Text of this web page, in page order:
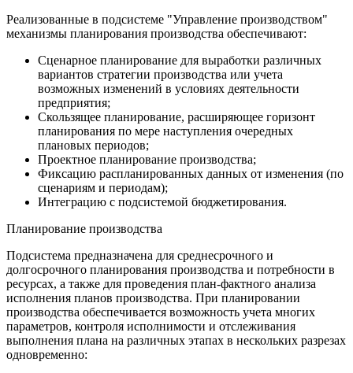
Реализованные в подсистеме "Управление производством"
механизмы планирования производства обеспечивают:
Сценарное планирование для выработки различных
вариантов стратегии производства или учета
возможных изменений в условиях деятельности
предприятия;
Скользящее планирование, расширяющее горизонт
планирования по мере наступления очередных
плановых периодов;
Проектное планирование производства;
Фиксацию распланированных данных от изменения (по
сценариям и периодам);
Интеграцию с подсистемой бюджетирования.
Планирование производства
Подсистема предназначена для среднесрочного и
долгосрочного планирования производства и потребности в
ресурсах, а также для проведения план-фактного анализа
исполнения планов производства. При планировании
производства обеспечивается возможность учета многих
параметров, контроля исполнимости и отслеживания
выполнения плана на различных этапах в нескольких разрезах
одновременно: